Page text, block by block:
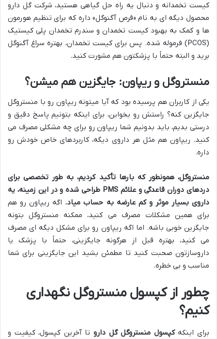
کیست تخمدانه و دنبال یه راه حل گیاهی هستید، شرکت گل دارو
محصول دیگه ای به نام «قرص آگنوگل» داره که برای تنظیم هورمون
ها و کمک به بهبود کیست تخمدان و سندرم تخمدان پلی کیستیک
(PCOS) فرموله شده. پس برای کیست تخمدان، بهتره سراغ آگنوگل
برید و البته حتماً با پزشکتون هم مشورت کنید.
منستروگل و ریپاون: جایگزین هم میشن؟
یکی از کاربران هم پرسیده بود که آیا میتونه ریپاون رو با منستروگل
جایگزین کنه؟ راستش رو بخواین، برای اینکه بتونیم پاسخ دقیق و
درستی بدیم، باید بدونیم شما ریپاون رو برای چه مشکلی مصرف می
کنید. ریپاون هم مثل هر داروی دیگه، کاربردهای خاص خودش رو
داره.
منستروگل، همونطور که بارها تأکید کردیم، به طور تخصصی برای
دردهای دوران قاعدگی و علائم PMS طراحی شده و در این زمینه، یه
داروی بسیار موثر و کم عارضه به حساب میاد. اگه ریپاون رو هم
برای همین مشکلات مصرف می کنید، ممکنه منستروگل بتونه
جایگزین خوبی باشه. اما اگه ریپاون رو برای مشکل دیگه ای مصرف
می کنید، بهتره قبل از هرگونه جایگزینی، حتماً با پزشک یا
داروسازتون صحبت کنید تا مطمئن بشید این جایگزینی برای شما
مناسب و بی خطره.
چطور از کپسول منستروگل نگهداری
کنیم؟
برای اینکهکپسول منستروگل گل دارو تا آخرین کپسول، کیفیت و